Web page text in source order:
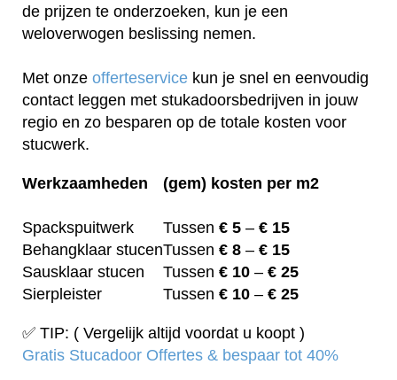
de prijzen te onderzoeken, kun je een
weloverwogen beslissing nemen.
Met onze offerteservice kun je snel en eenvoudig
contact leggen met stukadoorsbedrijven in jouw
regio en zo besparen op de totale kosten voor
stucwerk.
Werkzaamheden (gem) kosten per m2
Spackspuitwerk Tussen € 5 – € 15
Behangklaar stucenTussen € 8 – € 15
Sausklaar stucen
Tussen € 10 – € 25
Sierpleister
Tussen € 10 – € 25
✅ TIP: ( Vergelijk altijd voordat u koopt )
Gratis Stucadoor Offertes & bespaar tot 40%